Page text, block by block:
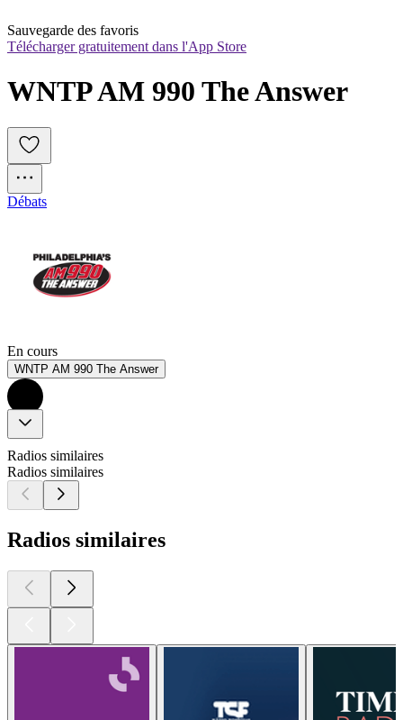
Sauvegarde des favoris
Télécharger gratuitement dans l'App Store
WNTP AM 990 The Answer
Débats
En cours
WNTP AM 990 The Answer
Radios similaires
Radios similaires
Radios similaires